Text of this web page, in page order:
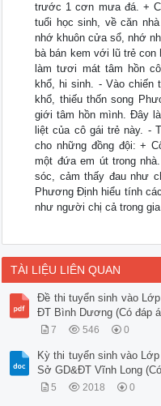
trước 1 cơn mưa đá. +
tuổi học sinh, về căn
nhớ khuôn cửa sổ, nhớ
bà bán kem với lũ trẻ
làm tươi mát tâm hồn
khổ, hi sinh. - Vào chiến
khổ, thiếu thốn song
giới tâm hồn mình. Đây
liệt của cô gái trẻ này. -
cho những đồng đội: +
một đứa em út trong
sóc, cảm thấy đau như
Phương Định hiểu tính
như người chị cả trong
TÀI LIỆU LIÊN QUAN
Đề thi tuyển sinh vào
ĐT Bình Dương (Có đáp
7 546 0
Kỳ thi tuyển sinh vào
Sở GD&ĐT Vĩnh Long
5 2018 0